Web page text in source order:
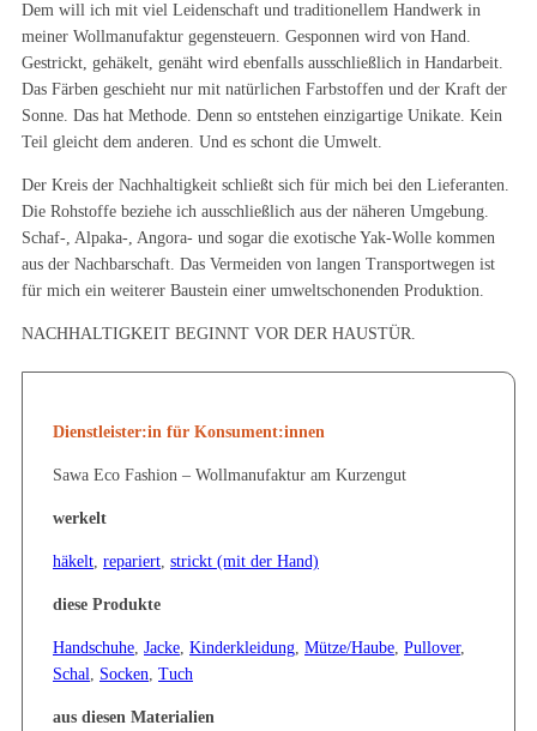
Dem will ich mit viel Leidenschaft und traditionellem Handwerk in
meiner Wollmanufaktur gegensteuern. Gesponnen wird von Hand.
Gestrickt, gehäkelt, genäht wird ebenfalls ausschließlich in Handarbeit.
Das Färben geschieht nur mit natürlichen Farbstoffen und der Kraft der
Sonne. Das hat Methode. Denn so entstehen einzigartige Unikate. Kein
Teil gleicht dem anderen. Und es schont die Umwelt.
Der Kreis der Nachhaltigkeit schließt sich für mich bei den Lieferanten.
Die Rohstoffe beziehe ich ausschließlich aus der näheren Umgebung.
Schaf-, Alpaka-, Angora- und sogar die exotische Yak-Wolle kommen
aus der Nachbarschaft. Das Vermeiden von langen Transportwegen ist
für mich ein weiterer Baustein einer umweltschonenden Produktion.
NACHHALTIGKEIT BEGINNT VOR DER HAUSTÜR.
Dienstleister:in für Konsument:innen
Sawa Eco Fashion – Wollmanufaktur am Kurzengut
werkelt
häkelt, repariert, strickt (mit der Hand)
diese Produkte
Handschuhe, Jacke, Kinderkleidung, Mütze/Haube, Pullover,
Schal, Socken, Tuch
aus diesen Materialien